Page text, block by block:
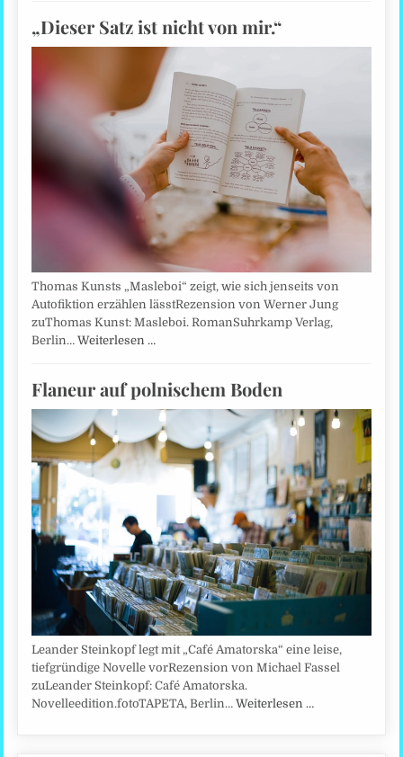
„Dieser Satz ist nicht von mir.“
Thomas Kunsts „Masleboi“ zeigt, wie sich jenseits von
Autofiktion erzählen lässtRezension von Werner Jung
zuThomas Kunst: Masleboi. RomanSuhrkamp Verlag,
Berlin…Weiterlesen …
Flaneur auf polnischem Boden
Leander Steinkopf legt mit „Café Amatorska“ eine leise,
tiefgründige Novelle vorRezension von Michael Fassel
zuLeander Steinkopf: Café Amatorska.
Novelleedition.fotoTAPETA, Berlin…Weiterlesen …